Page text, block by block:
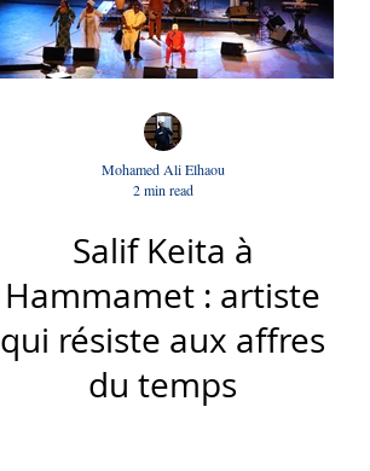
Salif Keita à
Hammamet : artiste
qui résiste aux affres
du temps
Mohamed Ali Elhaou
2 min read